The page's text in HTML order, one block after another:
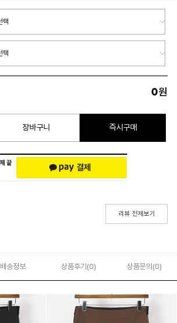
0원
장바구니 즉시구매
리뷰 전체보기
배송정보 상품후기(0) 상품문의 (0)